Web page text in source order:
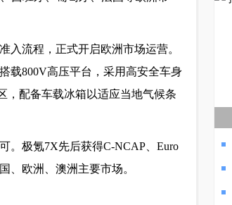
入流程，正式开启欧洲市场运营。
载800V高压平台，采用高安全车身
，配备车载冰箱以适应当地气候条
。极氪7X先后获得C-NCAP、Euro
、欧洲、澳洲主要市场。